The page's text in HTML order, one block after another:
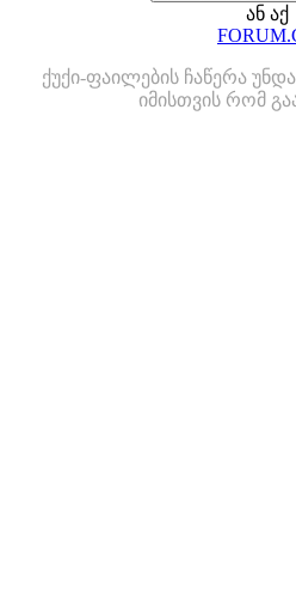
ან აქ
ქუქი-ფაილების ჩაწერა
იმისთვის რომ